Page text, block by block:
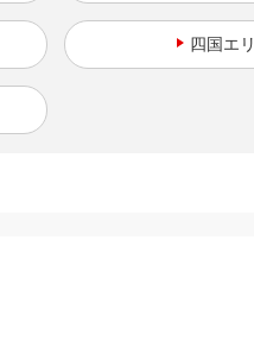
四国